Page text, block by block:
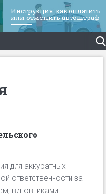
Инструкция: как оплатить
или отменить автоштраф
для аккуратных
ответственности за
виновниками